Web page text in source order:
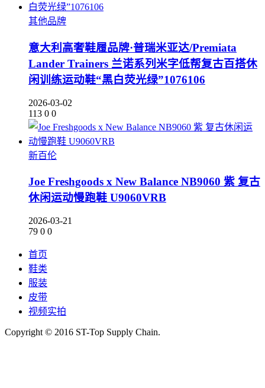
其他品牌
意大利高奢鞋履品牌·普瑞米亚达/Premiata
Lander Trainers 兰诺系列米字低帮复古百搭休
闲训练运动鞋“黑白荧光绿”1076106
2026-03-02
113 0 0
新百伦
Joe Freshgoods x New Balance NB9060 紫 复古
休闲运动慢跑鞋 U9060VRB
2026-03-21
79 0 0
首页
鞋类
服装
皮带
视频实拍
Copyright © 2016 ST-Top Supply Chain.